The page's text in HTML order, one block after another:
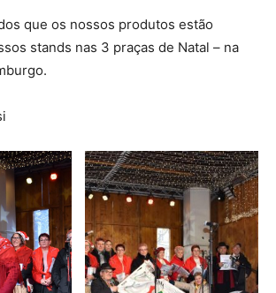
que os nossos produtos estão
stands nas 3 praças de Natal – na